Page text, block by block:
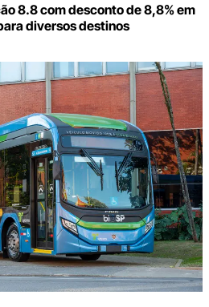
8.8 com desconto de 8,8% em
diversos destinos